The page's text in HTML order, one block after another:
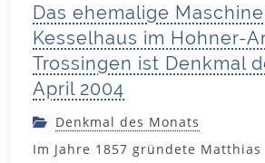
Das ehemalige
Kesselhaus im Hohner-
Trossingen ist Denkmal
April 2004
Denkmal des Monats
Im Jahre 1857 gründete